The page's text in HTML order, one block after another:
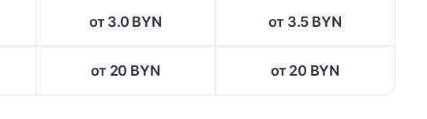
от 3.0 BYN от 3.5 BYN
от 20 BYN от 20 BYN